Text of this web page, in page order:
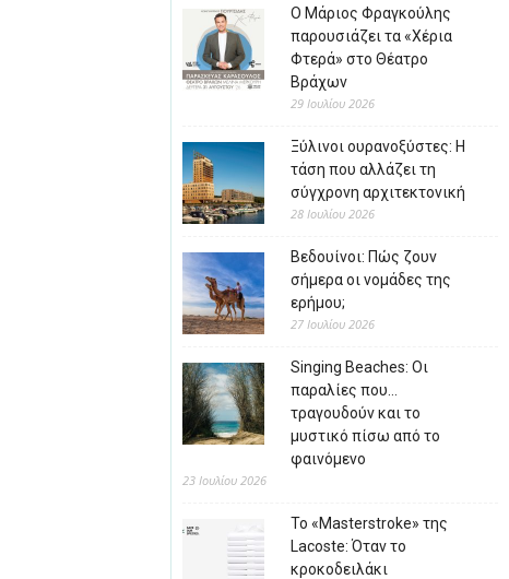
Ο Μάριος Φραγκούλης
παρουσιάζει τα «Χέρια
Φτερά» στο Θέατρο
Βράχων
29 Ιουλίου 2026
Ξύλινοι ουρανοξύστες: Η
τάση που αλλάζει τη
σύγχρονη αρχιτεκτονική
28 Ιουλίου 2026
Βεδουίνοι: Πώς ζουν
σήμερα οι νομάδες της
ερήμου;
27 Ιουλίου 2026
Singing Beaches: Οι
παραλίες που…
τραγουδούν και το
μυστικό πίσω από το
φαινόμενο
23 Ιουλίου 2026
Το «Masterstroke» της
Lacoste: Όταν το
κροκοδειλάκι